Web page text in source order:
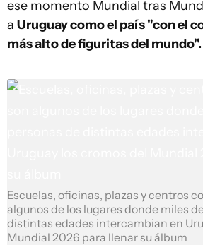
ese momento Mundial tras
a Uruguay como el país "con el
más alto de figuritas del mundo".
Escuelas, oficinas, plazas y centros
algunos de los lugares donde miles
distintas edades intercambian en
Mundial 2026 para llenar su álbum